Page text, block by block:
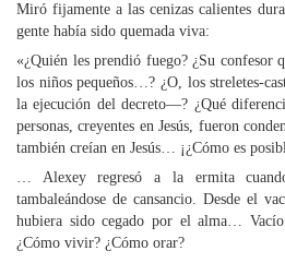
Miró fijamente a las cenizas calientes
gente había sido quemada viva:
«¿Quién les prendió fuego? ¿Su confesor
los niños pequeños…? ¿O, los streletes-
la ejecución del decreto—? ¿Qué
personas, creyentes en Jesús, fueron
también creían en Jesús… ¡¿Cómo es
… Alexey regresó a la ermita
tambaleándose de cansancio. Desde el
hubiera sido cegado por el alma…
¿Cómo vivir? ¿Cómo orar?